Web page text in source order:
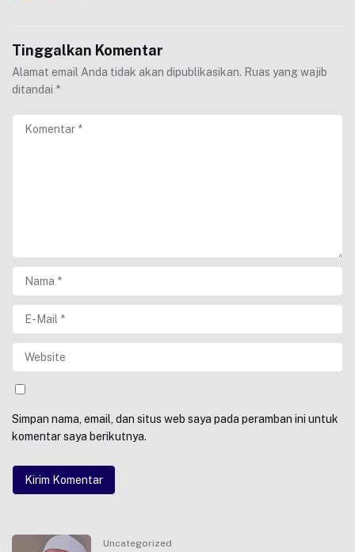
Tinggalkan Komentar
Alamat email Anda tidak akan dipublikasikan. Ruas yang wajib
ditandai *
Simpan nama, email, dan situs web saya pada peramban ini untuk
komentar saya berikutnya.
Uncategorized